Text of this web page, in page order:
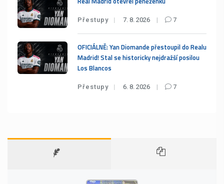
Přestupy 7. 8. 2026 7
OFICIÁLNĚ: Yan Diomande přestoupil do Realu
Madrid! Stal se historicky nejdražší posilou
Los Blancos
Přestupy 6. 8. 2026 7